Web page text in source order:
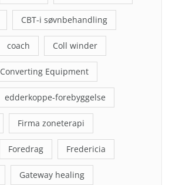
CBT-i søvnbehandling
coach Coll winder
Converting Equipment
edderkoppe-forebyggelse
Firma zoneterapi
Foredrag Fredericia
Gateway healing